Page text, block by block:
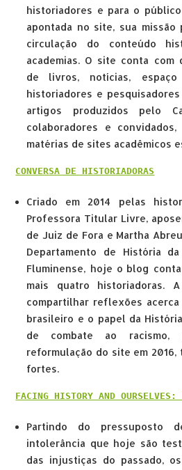
historiadores e para o
apontada no site, sua
circulação do conteúdo
academias. O site conta com
de livros, notícias,
historiadores e
artigos produzidos pelo
colaboradores e
matérias de sites acadêmicos
CONVERSA DE HISTORIADORAS
Criado em 2014 pelas
Professora Titular Livre,
de Juiz de Fora e Martha
Departamento de História
Fluminense, hoje o blog
mais quatro historiadoras.
compartilhar reflexões
brasileiro e o papel da
de combate ao racismo,
reformulação do site em 2016,
fortes.
FACING HISTORY AND OURSELVES:
Partindo do
intolerância que hoje são
das injustiças do passado,